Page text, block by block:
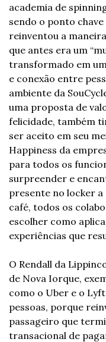
academia de
sendo o ponto
reinventou a
que antes era um
transformado em
e conexão entre
ambiente da
uma proposta de
felicidade, também
ser aceito em seu
Happiness da
para todos os
surpreender e
presente no locker
café, todos os
escolher como
experiências que
O Rendall da
de Nova Iorque,
como o Uber e o
pessoas, porque
passageiro que
transacional de